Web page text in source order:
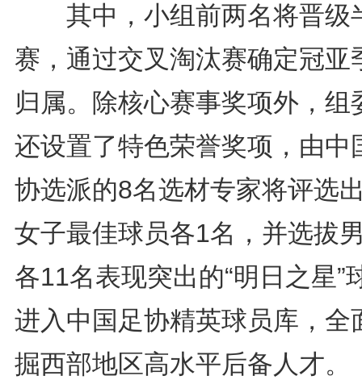
其中，小组前两名将晋级
赛，通过交叉淘汰赛确定冠亚
归属。除核心赛事奖项外，组
还设置了特色荣誉奖项，由中
协选派的8名选材专家将评选
女子最佳球员各1名，并选拔
各11名表现突出的“明日之星”
进入中国足协精英球员库，全
掘西部地区高水平后备人才。